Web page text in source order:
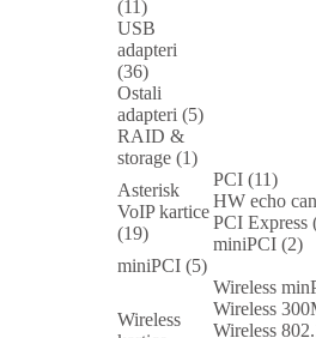
(11)
USB
adapteri
(36)
Ostali
adapteri (5)
RAID &
storage (1)
Asterisk
VoIP kartice
(19)
PCI (11)
HW echo
PCI Express
miniPCI (2)
miniPCI (5)
Wireless
Wireless
Wireless
Wireless